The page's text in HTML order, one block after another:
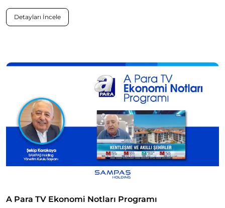
Detayları İncele
A Para TV Ekonomi Notları Programı